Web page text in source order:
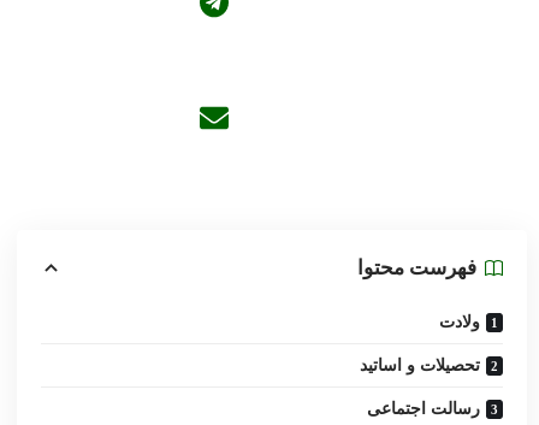
فهرست محتوا
ولادت
تحصیلات و اساتید
رسالت اجتماعی